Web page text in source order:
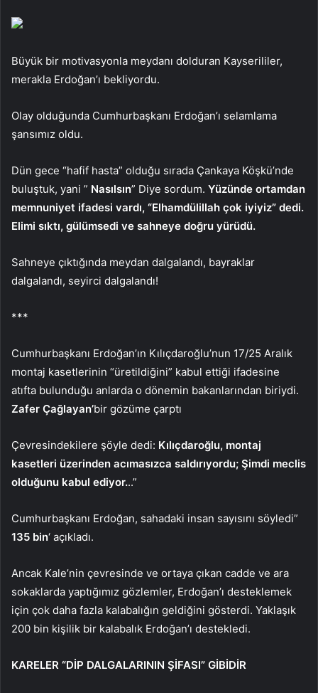
Büyük bir motivasyonla meydanı dolduran Kayserililer,
merakla Erdoğan’ı bekliyordu.
Olay olduğunda Cumhurbaşkanı Erdoğan’ı selamlama
şansımız oldu.
Dün gece “hafif hasta” olduğu sırada Çankaya Köşkü’nde
buluştuk, yani ” Nasılsın” Diye sordum. Yüzünde ortamdan
memnuniyet ifadesi vardı, “Elhamdülillah çok iyiyiz” dedi.
Elimi sıktı, gülümsedi ve sahneye doğru yürüdü.
Sahneye çıktığında meydan dalgalandı, bayraklar
dalgalandı, seyirci dalgalandı!
***
Cumhurbaşkanı Erdoğan’ın Kılıçdaroğlu’nun 17/25 Aralık
montaj kasetlerinin “üretildiğini” kabul ettiği ifadesine
atıfta bulunduğu anlarda o dönemin bakanlarından biriydi.
Zafer Çağlayan’bir gözüme çarptı
Çevresindekilere şöyle dedi: Kılıçdaroğlu, montaj
kasetleri üzerinden acımasızca saldırıyordu; Şimdi meclis
olduğunu kabul ediyor...”
Cumhurbaşkanı Erdoğan, sahadaki insan sayısını söyledi”
135 bin‘ açıkladı.
Ancak Kale’nin çevresinde ve ortaya çıkan cadde ve ara
sokaklarda yaptığımız gözlemler, Erdoğan’ı desteklemek
için çok daha fazla kalabalığın geldiğini gösterdi. Yaklaşık
200 bin kişilik bir kalabalık Erdoğan’ı destekledi.
KARELER “DİP DALGALARININ ŞİFASI” GİBİDİR